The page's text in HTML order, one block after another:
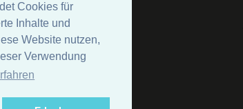
Cookies für
Inhalte und
Website nutzen,
Verwendung